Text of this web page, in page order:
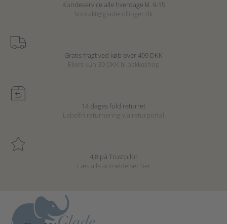
Kundeservice alle hverdage kl. 9-15
kontakt@gladerollinger.dk
Gratis fragt ved køb over 499 DKK
Ellers kun 39 DKK til pakkeshop
14 dages fuld returret
Labelfri returnering via returportal
4,8 på Trustpilot
Læs alle anmeldelser her